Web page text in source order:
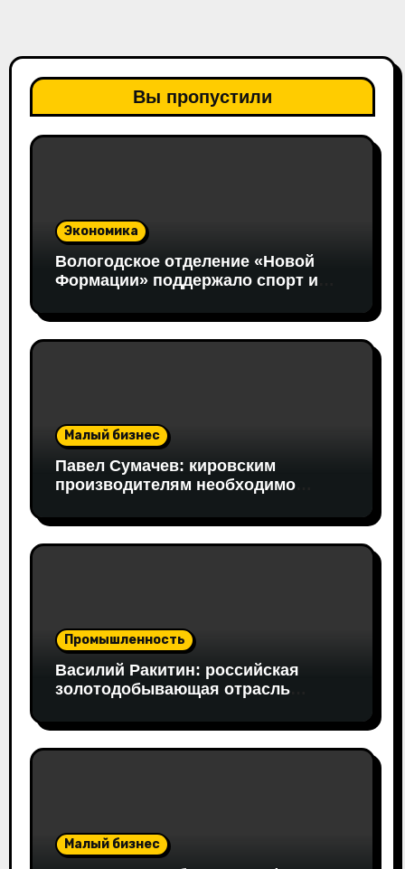
Вы пропустили
Экономика
Вологодское отделение «Новой
Формации» поддержало спорт и
Малый бизнес
Павел Сумачев: кировским
производителям необходимо
рынок
Промышленность
Василий Ракитин: российская
золотодобывающая отрасль
благодаря перестройке экспорта и
технологической устойчивости
Малый бизнес